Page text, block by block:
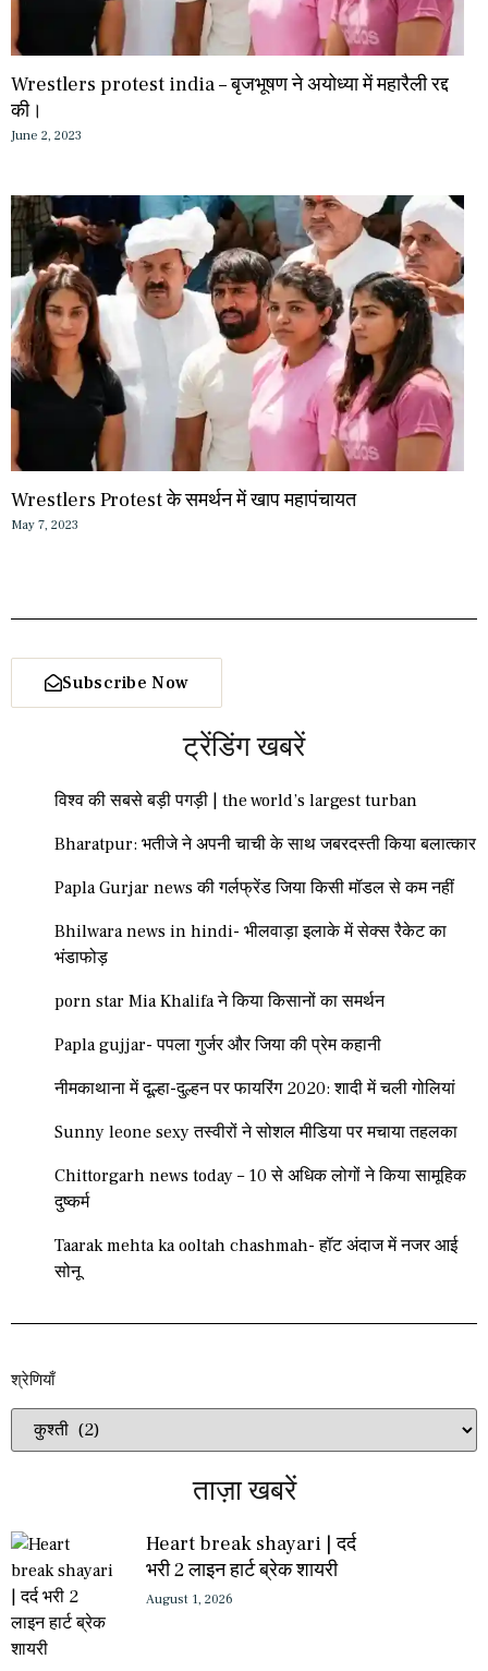
Wrestlers protest india – बृजभूषण ने अयोध्या में महारैली रद्द
की।
June 2, 2023
Wrestlers Protest के समर्थन में खाप महापंचायत
May 7, 2023
Subscribe Now
ट्रेंडिंग खबरें
विश्व की सबसे बड़ी पगड़ी | the world’s largest turban
Bharatpur: भतीजे ने अपनी चाची के साथ जबरदस्ती किया बलात्कार
Papla Gurjar news की गर्लफ्रेंड जिया किसी मॉडल से कम नहीं
Bhilwara news in hindi- भीलवाड़ा इलाके में सेक्स रैकेट का
भंडाफोड़
porn star Mia Khalifa ने किया किसानों का समर्थन
Papla gujjar- पपला गुर्जर और जिया की प्रेम कहानी
नीमकाथाना में दूल्हा-दुल्हन पर फायरिंग 2020: शादी में चली गोलियां
Sunny leone sexy तस्वीरों ने सोशल मीडिया पर मचाया तहलका
Chittorgarh news today – 10 से अधिक लोगों ने किया सामूहिक
दुष्कर्म
Taarak mehta ka ooltah chashmah- हॉट अंदाज में नजर आई
सोनू
श्रेणियाँ​​
ताज़ा खबरें
Heart break shayari | दर्द
भरी 2 लाइन हार्ट ब्रेक शायरी
August 1, 2026